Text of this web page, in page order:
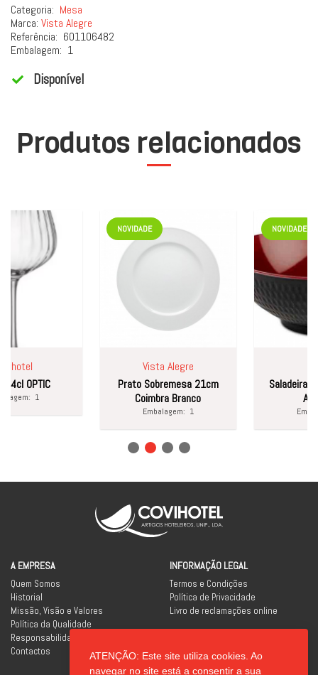
ATENÇÃO: Este site utiliza cookies. Ao
navegar no site está a consentir a sua
Categoria: Mesa
Marca: Vista Alegre
Referência: 601106482
Embalagem: 1
Disponível
Produtos relacionados
OPTIC
1
NOVIDADE
Vista Alegre
Prato Sobremesa 21cm
Coimbra Branco
Embalagem:1
NOVIDADE
Saladeira
Asia
A EMPRESA
Quem Somos
Historial
Missão, Visão e Valores
Política da Qualidade
Responsabilidade Social
Contactos
INFORMAÇÃO LEGAL
Termos e Condições
Política de Privacidade
Livro de reclamações online
REDES SOCIAIS